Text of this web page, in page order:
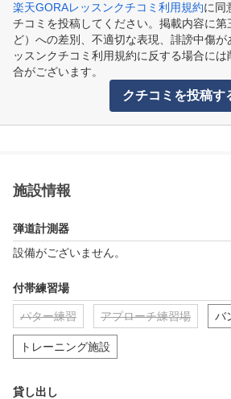
楽天GORAレッスンクチコミ利用規約に同
チコミを投稿してください。掲載内容に第
ど）への差別、不適切な表現、誹謗中傷が
ッスンクチコミ利用規約に反する場合に
合がございます。
クチコミを投稿す
施設情報
弾道計測器
設備がございません。
付帯練習場
パター練習 アプローチ練習場 バ
トレーニング施設
貸し出し